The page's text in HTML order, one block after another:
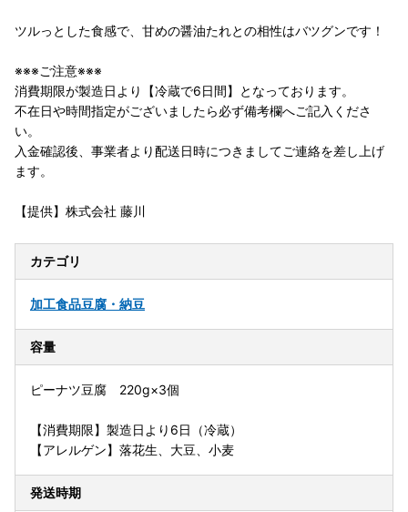
ツルっとした食感で、甘めの醤油たれとの相性はバツグンです！
※※※ご注意※※※
消費期限が製造日より【冷蔵で6日間】となっております。
不在日や時間指定がございましたら必ず備考欄へご記入くださ
い。
入金確認後、事業者より配送日時につきましてご連絡を差し上げ
ます。
【提供】株式会社 藤川
カテゴリ
加工食品豆腐・納豆
容量
ピーナツ豆腐 220g×3個
【消費期限】製造日より6日（冷蔵）
【アレルゲン】落花生、大豆、小麦
発送時期